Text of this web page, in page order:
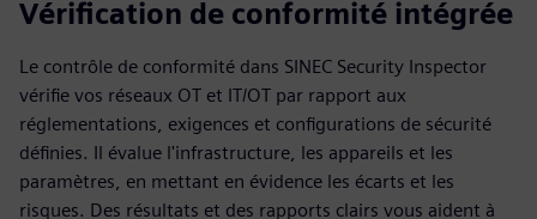
Vérification de conformité intégrée
Le contrôle de conformité dans SINEC Security Inspector
vérifie vos réseaux OT et IT/OT par rapport aux
réglementations, exigences et configurations de sécurité
définies. Il évalue l'infrastructure, les appareils et les
paramètres, en mettant en évidence les écarts et les
risques. Des résultats et des rapports clairs vous aident à